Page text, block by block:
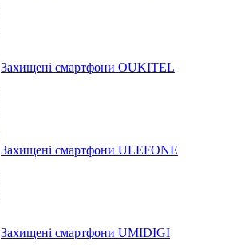
Захищені смартфони OUKITEL
Захищені смартфони ULEFONE
Захищені смартфони UMIDIGI